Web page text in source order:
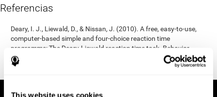
This website uses cookies
Referencias
Deary, I. J., Liewald, D., & Nissan, J. (2010). A free, easy-to-use,
computer-based simple and four-choice reaction time
programme: The Deary-Liewald reaction time task. Behavior
Research Methods, 43(1), 258-268.
https://doi.org/10.3758/s13428-010-0024-1